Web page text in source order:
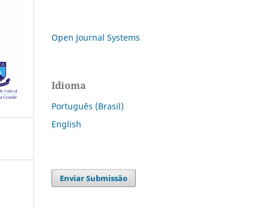
Open Journal Systems
Idioma
Português (Brasil)
English
Enviar Submissão